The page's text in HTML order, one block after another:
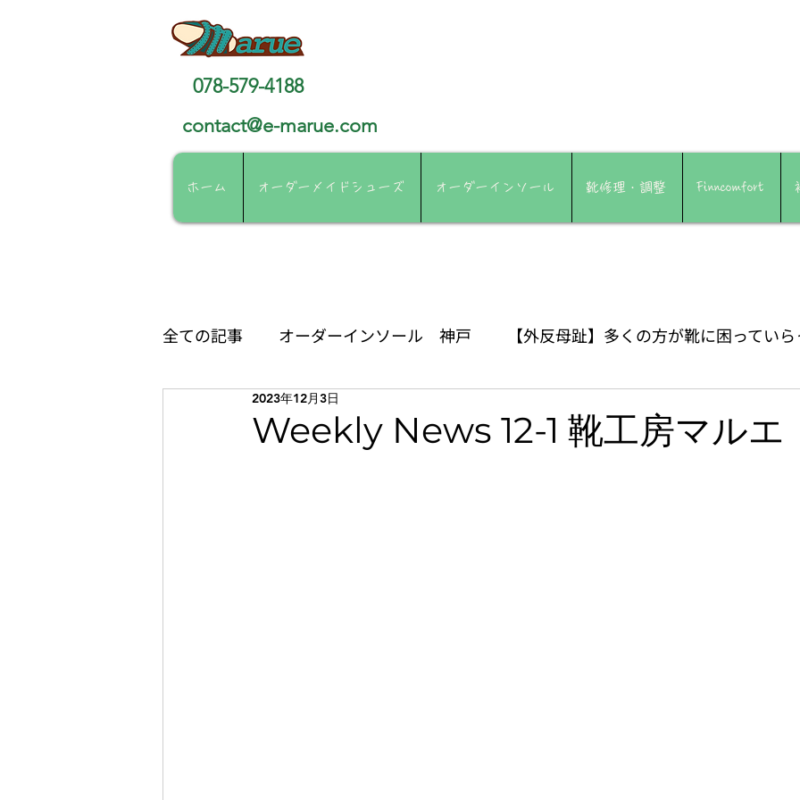
078-579-4188
contact@e-marue.com
ホーム オーダーメイドシューズ オーダーインソール 靴修理・調整 Finncomfort
全ての記事 オーダーインソール 神戸 【外反母趾】多くの方が靴に困っていら
脚長差 オーダーメイドシューズ 神戸
Weekly News 12-1 靴工房マルエ
2023年12月3日